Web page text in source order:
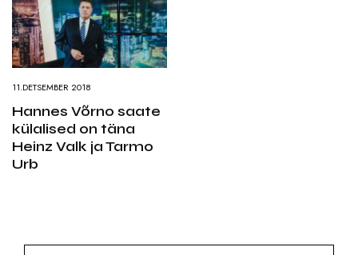
11.DETSEMBER 2018
Hannes Võrno saate
külalised on täna
Heinz Valk ja Tarmo
Urb